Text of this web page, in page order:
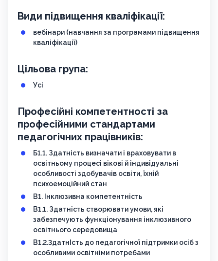
Види підвищення кваліфікації:
вебінари (навчання за програмами підвищення
кваліфікації)
Цільова група:
Усі
Професійні компетентності за
професійними стандартами
педагогічних працівників:
Б1.1. Здатність визначати і враховувати в
освітньому процесі вікові й індивідуальні
особливості здобувачів освіти, їхній
психоемоційний стан
В1. Інклюзивна компетентність
В1.1. Здатність створювати умови, які
забезпечують функціонування інклюзивного
освітнього середовища
В1.2.3датнІсть до педагогічної підтримки осіб з
особливими освітніми потребами